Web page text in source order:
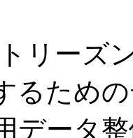
リーズ
るため
データ